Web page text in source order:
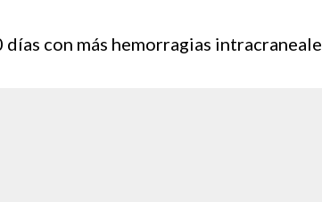
con más hemorragias